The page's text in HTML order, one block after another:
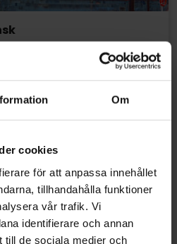
Om
cookies
för att anpassa innehållet
tillhandahålla funktioner
vår trafik. Vi
identifierare och annan
till de sociala medier och
byggnader som
men som också vittnar om
handelscentrum. Den
användes bl.a. för att
och var en gång i tiden
en lyftkapacitet på 4
var i bruk fram till mitten
1945 under striderna
byggdes den upp igen